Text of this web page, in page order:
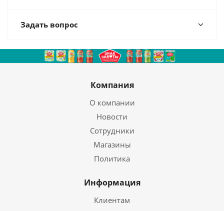
Задать вопрос
Компания
О компании
Новости
Сотрудники
Магазины
Политика
Информация
Клиентам